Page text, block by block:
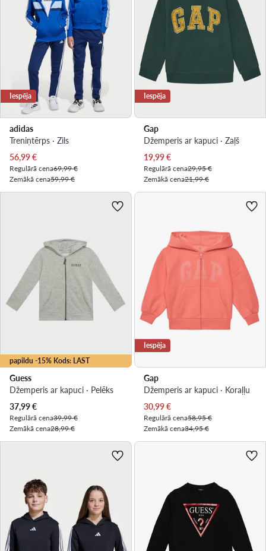
Iespēja
adidas
Treniņtērps · Zils
Pašreizējā cena
56,99€
Regulārā cena69,99 €
Zemākā cena59,99 €
Iespēja
Gap
Džemperis ar kapuci · Zaļš
Pašreizējā cena
19,99€
Regulārā cena29,95 €
Zemākā cena21,99 €
papildu -15% Kods: LAST
Guess
Džemperis ar kapuci · Pelēks
Pašreizējā cena
37,99€
Regulārā cena39,99 €
Zemākā cena28,99 €
Iespēja
Gap
Džemperis ar kapuci · Koraļļu
Pašreizējā cena
30,99€
Regulārā cena58,95 €
Zemākā cena34,95 €